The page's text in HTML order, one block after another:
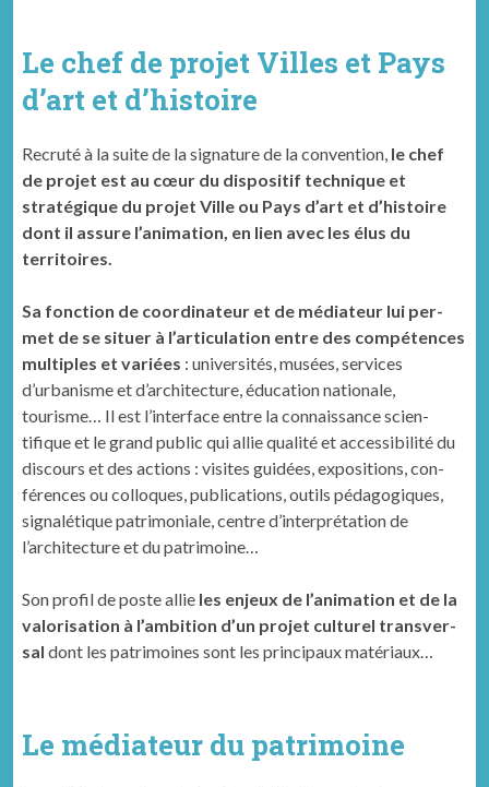
Le chef de projet Villes et Pays
d’art et d’histoire
Recruté à la suite de la sig­na­ture de la con­ven­tion, le chef
de projet est au cœur du dis­posi­tif tech­nique et
stratégique du pro­jet Ville ou Pays d’art et d’histoire
dont il assure l’animation, en lien avec les élus du
territoires.
Sa fonc­tion de coor­di­na­teur et de médi­a­teur lui per­
met de se situer à l’articulation entre des com­pé­tences
mul­ti­ples et var­iées : uni­ver­sités, musées, ser­vices
d’urbanisme et d’architecture, édu­ca­tion nationale,
tourisme… Il est l’interface entre la con­nais­sance sci­en­
tifique et le grand pub­lic qui allie qual­ité et acces­si­bil­ité du
dis­cours et des actions : vis­ites guidées, expo­si­tions, con­
férences ou col­lo­ques, pub­li­ca­tions, out­ils péd­a­gogiques,
sig­nalé­tique pat­ri­mo­ni­ale, cen­tre d’interprétation de
l’architecture et du patrimoine…
Son pro­fil de poste allie les enjeux de l’animation et de la
val­ori­sa­tion à l’ambition d’un pro­jet cul­turel trans­ver­
sal dont les pat­ri­moines sont les prin­ci­paux matériaux…
Le médiateur du patrimoine